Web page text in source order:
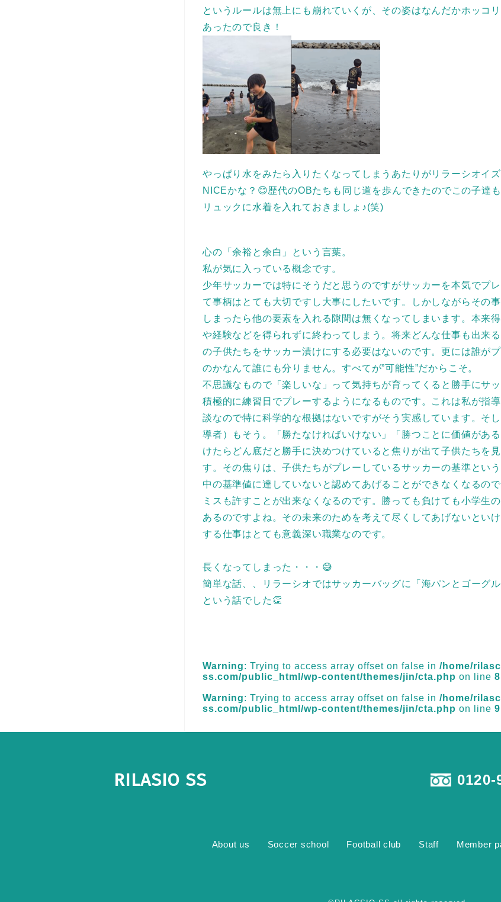
というルールは無上にも崩れていくが、その姿はなんだかホッコ
あったので良き！
やっぱり水をみたら入りたくなってしまうあたりがリラーシオイ
NICEかな？😊歴代のOBたちも同じ道を歩んできたのでこの子達
リュックに水着を入れておきましょ♪(笑)
心の「余裕と余白」という言葉。
私が気に入っている概念です。
少年サッカーでは特にそうだと思うのですがサッカーを本気でプ
て事柄はとても大切ですし大事にしたいです。しかしながらその
しまったら他の要素を入れる隙間は無くなってしまいます。本来
や経験などを得られずに終わってしまう。将来どんな仕事も出来
の子供たちをサッカー漬けにする必要はないのです。更には誰が
のかなんて誰にも分りません。すべてが”可能性”だからこそ。
不思議なもので「楽しいな」って気持ちが育ってくると勝手にサ
積極的に練習日でプレーするようになるものです。これは私が指
談なので特に科学的な根拠はないですがそう実感しています。そ
導者）もそう。「勝たなければいけない」「勝つことに価値があ
けたらどん底だと勝手に決めつけていると焦りが出て子供たちを
す。その焦りは、子供たちがプレーしているサッカーの基準とい
中の基準値に達していないと認めてあげることができなくなるの
ミスも許すことが出来なくなるのです。勝っても負けても小学生
あるのですよね。その未来のためを考えて尽くしてあげないとい
する仕事はとても意義深い職業なのです。
長くなってしまった・・・😅
簡単な話、、リラーシオではサッカーバッグに「海パンとゴーグル
という話でした👏
Warning: Trying to access array offset on false in /home/
ss.com/public_html/wp-content/themes/jin/cta.php on line 8
Warning: Trying to access array offset on false in /home/
ss.com/public_html/wp-content/themes/jin/cta.php on line 9
RILASIO SS 0120-
About us Soccer school Football club Staff Member